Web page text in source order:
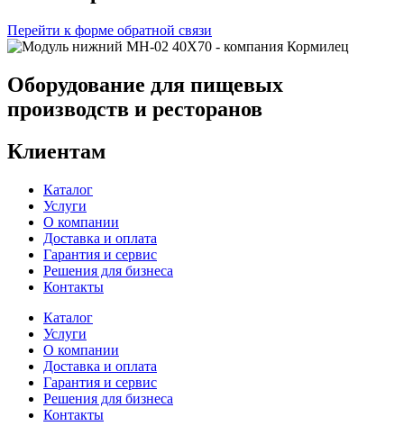
Перейти к форме обратной связи
Оборудование для пищевых
производств и ресторанов
Клиентам
Каталог
Услуги
О компании
Доставка и оплата
Гарантия и сервис
Решения для бизнеса
Контакты
Каталог
Услуги
О компании
Доставка и оплата
Гарантия и сервис
Решения для бизнеса
Контакты